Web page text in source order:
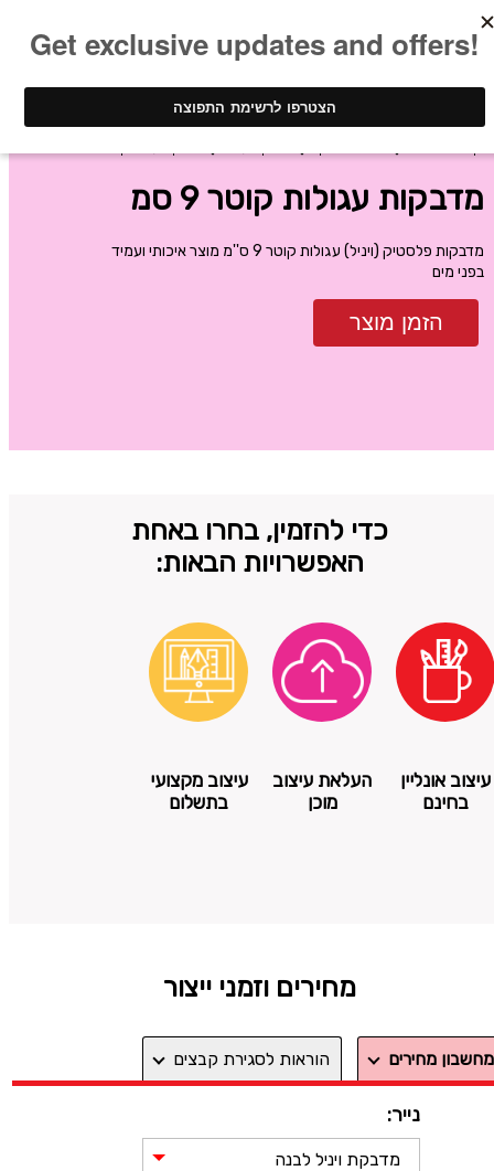
מדבקות עגולות קוטר 9 סמ
מדבקות פלסטיק (ויניל) עגולות קוטר 9 ס''מ מוצר איכותי ועמיד
בפני מים
הזמן מוצר
כדי להזמין, בחרו באחת
האפשרויות הבאות:
עיצוב אונליין
בחינם
העלאת עיצוב
מוכן
עיצוב מקצועי
בתשלום
מחירים וזמני ייצור
מחשבון מחירים הוראות לסגירת קבצים
נייר:
מדבקת ויניל לבנה